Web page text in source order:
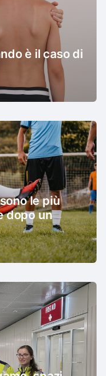
è il caso di
le più
dopo un